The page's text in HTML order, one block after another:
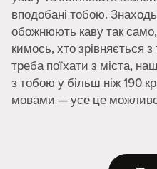
вподобані тобою. Знаходь
обожнюють каву так
кимось, хто зрівняється
треба поїхати з міста,
з тобою у більш ніж 190
мовами — усе це